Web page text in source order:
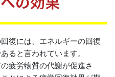
復には、エネルギーの回復
ると言われています。
疲労物質の代謝が促進さ